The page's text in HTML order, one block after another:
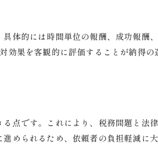
体的には時間単位の報酬、成功報酬
効果を客観的に評価することが納得の
点です。これにより、税務問題と法
められるため、依頼者の負担軽減に大